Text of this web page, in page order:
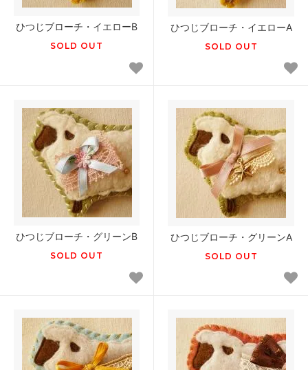
ひつじブローチ・イエローB
SOLD OUT
ひつじブローチ・イエローA
SOLD OUT
ひつじブローチ・グリーンB
SOLD OUT
ひつじブローチ・グリーンA
SOLD OUT